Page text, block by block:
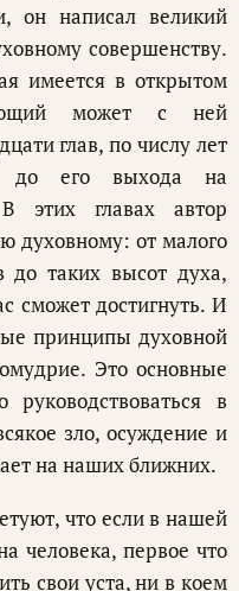
он написал великий
совершенству.
имеется в открытом
может с ней
глав, по числу лет
до его выхода на
этих главах автор
духовному: от малого
таких высот духа,
сможет достигнуть. И
принципы духовной
Это основные
в
зло, осуждение и
на наших ближних.
что если в нашей
человека, первое что
свои уста, ни в коем